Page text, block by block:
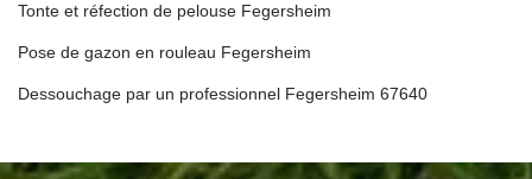
Tonte et réfection de pelouse Fegersheim
Pose de gazon en rouleau Fegersheim
Dessouchage par un professionnel Fegersheim 67640